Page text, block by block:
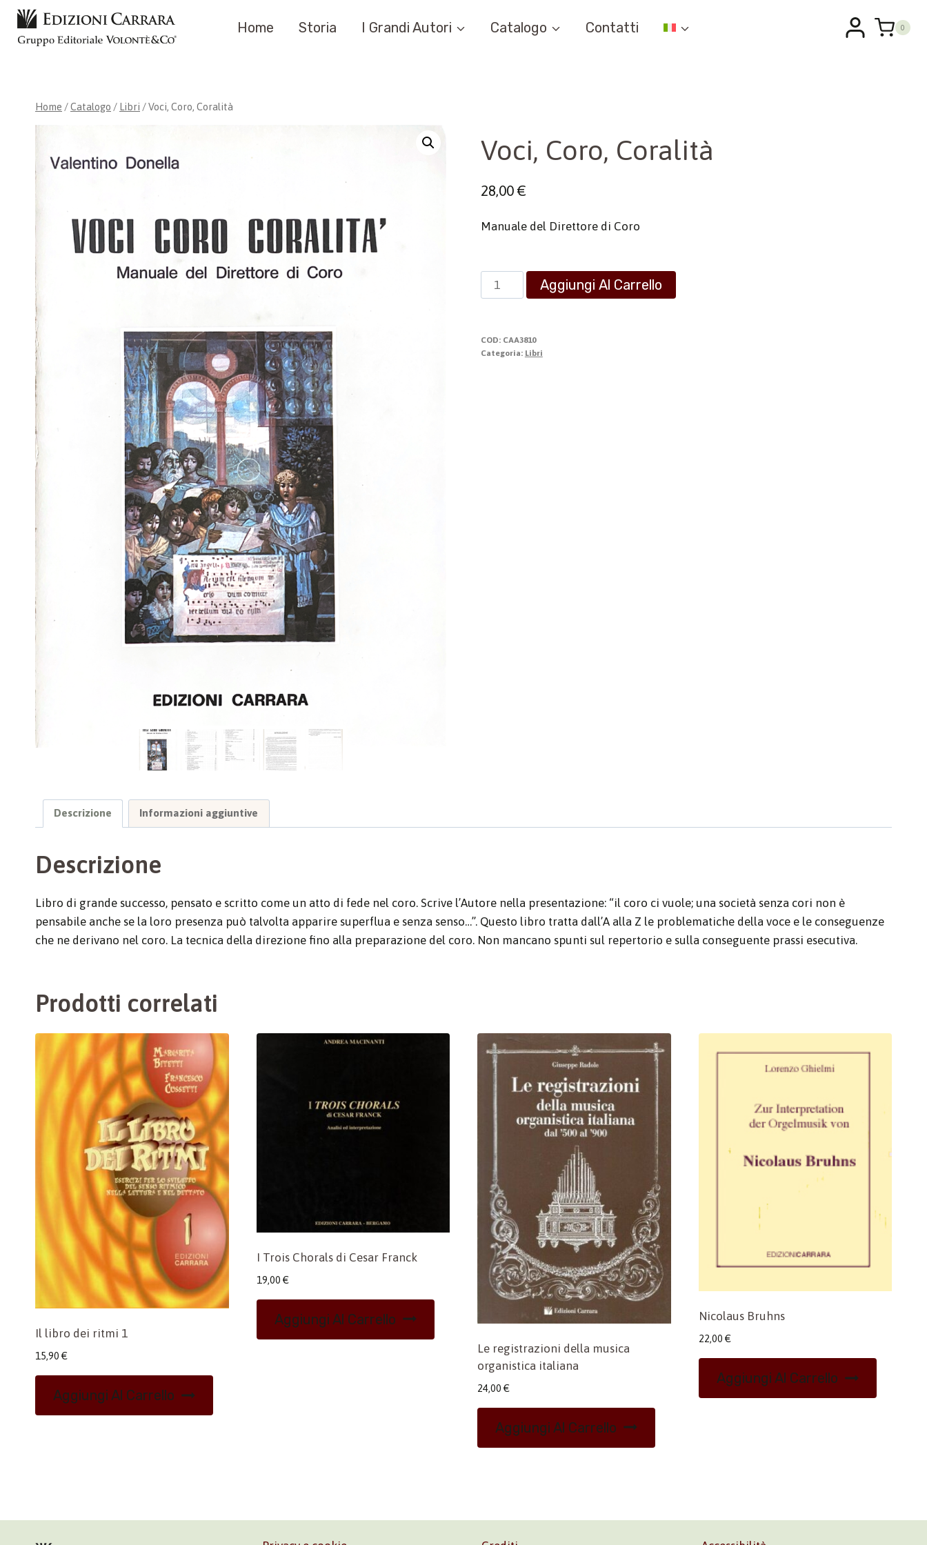
Salta
contenuto
Home Storia I Grandi Autori Catalogo Contatti 0
Home /Catalogo / Libri /Voci, Coro, Coralità
Voci, Coro, Coralità
28,00€
Manuale del Direttore di Coro
Voci,
Coro,
quantità
Aggiungi Al Carrello
COD: CAA3810
Categoria: Libri
Descrizione Informazioni aggiuntive
Descrizione
Libro di grande successo, pensato e scritto come un atto di fede nel coro. Scrive l’Autore nella presentazione: “il coro ci vuole; una società senza cori non è
pensabile anche se la loro presenza può talvolta apparire superflua e senza senso…”. Questo libro tratta dall’A alla Z le problematiche della voce e le conseguenze
che ne derivano nel coro. La tecnica della direzione fino alla preparazione del coro. Non mancano spunti sul repertorio e sulla conseguente prassi esecutiva.
Prodotti correlati
Il libro dei ritmi 1
15,90 €
Aggiungi Al Carrello
I Trois Chorals di Cesar Franck
19,00 €
Aggiungi Al Carrello
Le registrazioni della musica
organistica italiana
24,00 €
Aggiungi Al Carrello
Nicolaus Bruhns
22,00 €
Aggiungi Al Carrello